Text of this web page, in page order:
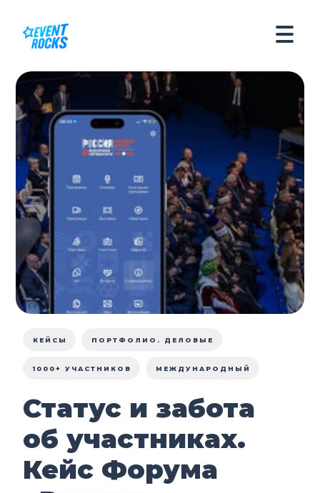
КЕЙСЫ ПОРТФОЛИО. ДЕЛОВЫЕ
1000+ УЧАСТНИКОВ МЕЖДУНАРОДНЫЙ
Статус и забота
об участниках.
Кейс Форума